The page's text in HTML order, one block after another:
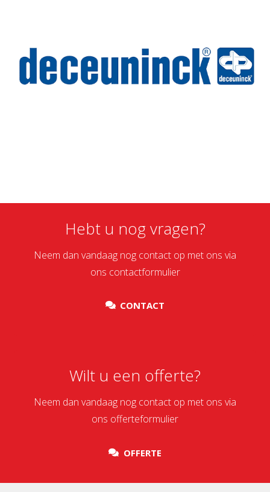
Deceuninck
Hebt u nog vragen?
Neem dan vandaag nog contact op met ons via
ons contactformulier
CONTACT
Wilt u een offerte?
Neem dan vandaag nog contact op met ons via
ons offerteformulier
OFFERTE